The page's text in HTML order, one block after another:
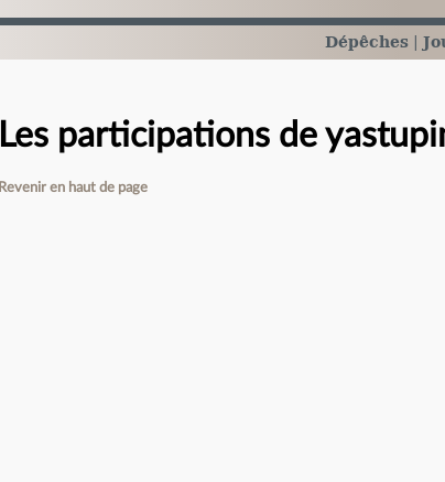
Dépêches
Les participations de
Revenir en haut de page